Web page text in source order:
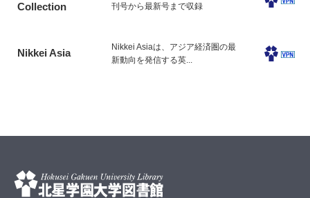
Collection
刊号から最新号まで収録
Nikkei Asia
Nikkei Asiaは、アジア経済圏の最
新動向を発信する英...